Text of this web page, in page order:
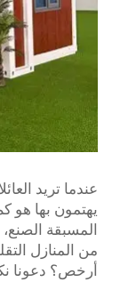
عندما تريد
يهتمون بها هو
المسبقة
من المنازل
أرخص؟ دعونا